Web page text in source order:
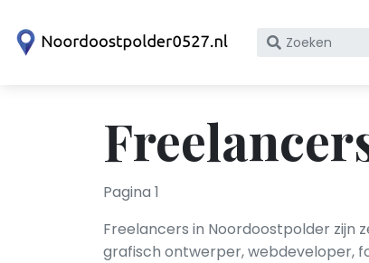
Zoek
KvK
nummer
Pagina 1
Freelancers in Noordoostpolder zijn
grafisch ontwerper, webdeveloper,